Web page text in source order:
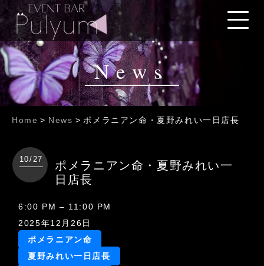
News
Home > News > ポメラニアン命・夏野みれい一日店長
10/27
ポメラニアン命・夏野みれい一
日店長
ポ
メ
6:00 PM – 11:00 PM
2025年12月26日
ポメラニアン命
夏野みれい一日店長